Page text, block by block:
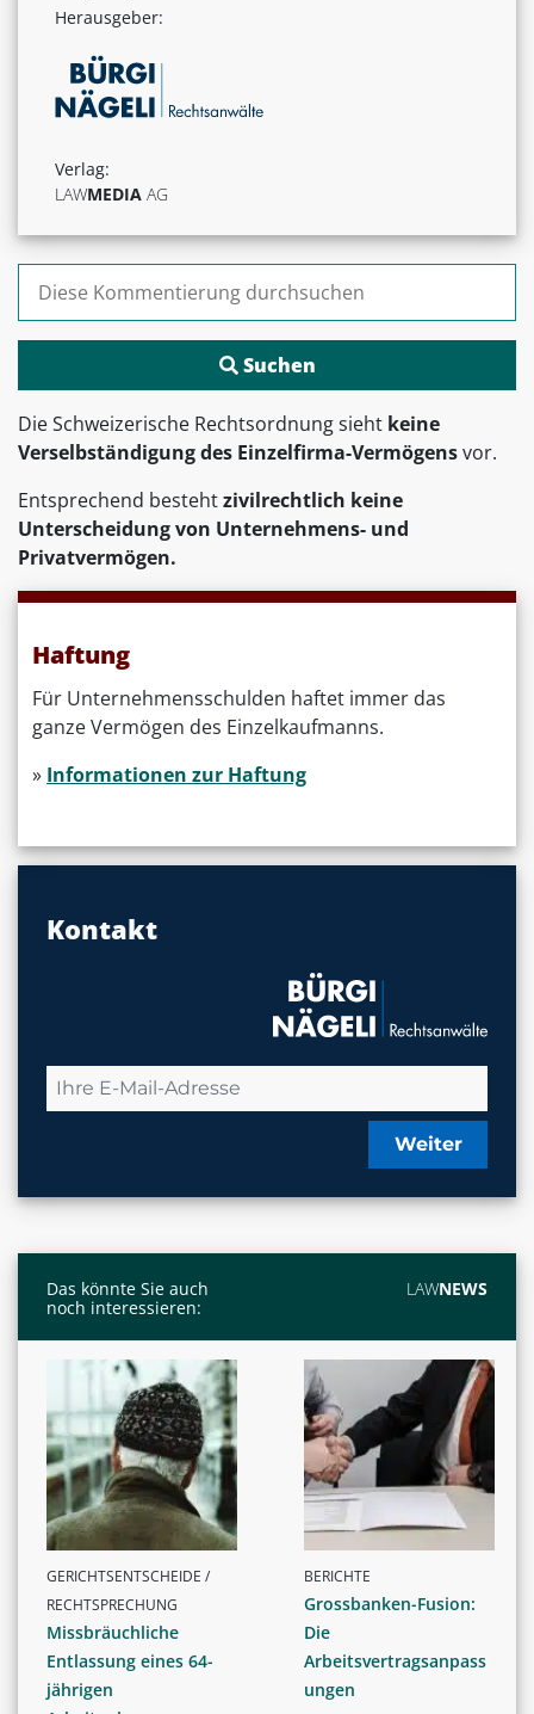
Herausgeber:
Verlag:
LAWMEDIA AG
Suchen nach:
Die Schweizerische Rechtsordnung sieht keine
Verselbständigung des Einzelfirma-Vermögensvor.
Entsprechend bestehtzivilrechtlich keine
Unterscheidung von Unternehmens- und
Privatvermögen.
Haftung
Für Unternehmensschulden haftet immer das
ganze Vermögen des Einzelkaufmanns.
» Informationen zur Haftung
Kontakt
Weiter
Das könnte Sie auch
noch interessieren:
LAWNEWS
GERICHTSENTSCHEIDE /
RECHTSPRECHUNG
Missbräuchliche
Entlassung eines 64-
jährigen
BERICHTE
Grossbanken-Fusion:
Die
Arbeitsvertragsanpass
ungen